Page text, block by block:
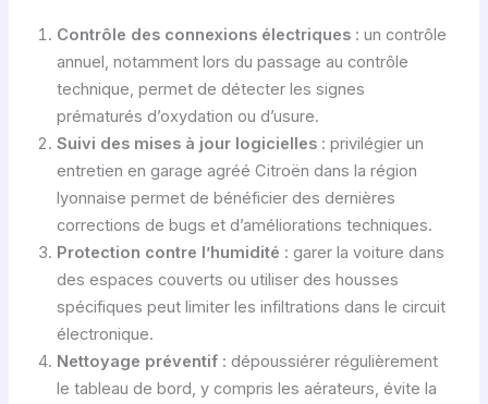
Contrôle des connexions électriques: un contrôle
annuel, notamment lors du passage au contrôle
technique, permet de détecter les signes
prématurés d’oxydation ou d’usure.
Suivi des mises à jour logicielles: privilégier un
entretien en garage agréé Citroën dans la région
lyonnaise permet de bénéficier des dernières
corrections de bugs et d’améliorations techniques.
Protection contre l’humidité : garer la voiture dans
des espaces couverts ou utiliser des housses
spécifiques peut limiter les infiltrations dans le circuit
électronique.
Nettoyage préventif: dépoussiérer régulièrement
le tableau de bord, y compris les aérateurs, évite la